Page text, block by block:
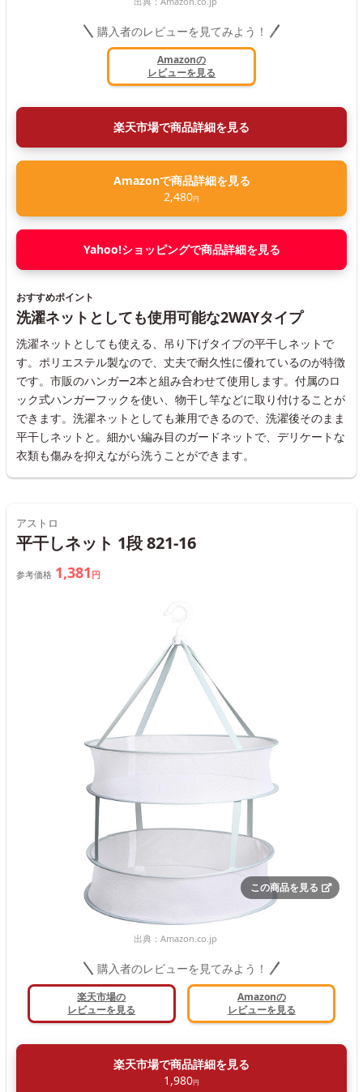
購入者のレビューを見てみよう！
Amazonの
レビューを見る
楽天市場で商品詳細を見る
Amazonで商品詳細を見る
2,480円
Yahoo!ショッピングで商品詳細を見る
おすすめポイント
洗濯ネットとしても使用可能な2WAYタイプ
洗濯ネットとしても使える、吊り下げタイプの平干しネットで
す。ポリエステル製なので、丈夫で耐久性に優れているのが特徴
です。市販のハンガー2本と組み合わせて使用します。付属のロ
ック式ハンガーフックを使い、物干し竿などに取り付けることが
できます。洗濯ネットとしても兼用できるので、洗濯後そのまま
平干しネットと。細かい編み目のガードネットで、デリケートな
衣類も傷みを抑えながら洗うことができます。
アストロ
平干しネット 1段 821-16
参考価格 1,381 円
この商品を見る
出典： Amazon.co.jp
購入者のレビューを見てみよう！
楽天市場の
レビューを見る
Amazonの
レビューを見る
楽天市場で商品詳細を見る
1,980円